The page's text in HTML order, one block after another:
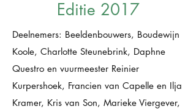
Editie 2017
Deelnemers: Beeldenbouwers, Boudewijn
Koole, Charlotte Steunebrink, Daphne
Questro en vuurmeester Reinier
Kurpershoek, Francien van Capelle en Ilja
Kramer, Kris van Son, Marieke Viergever,